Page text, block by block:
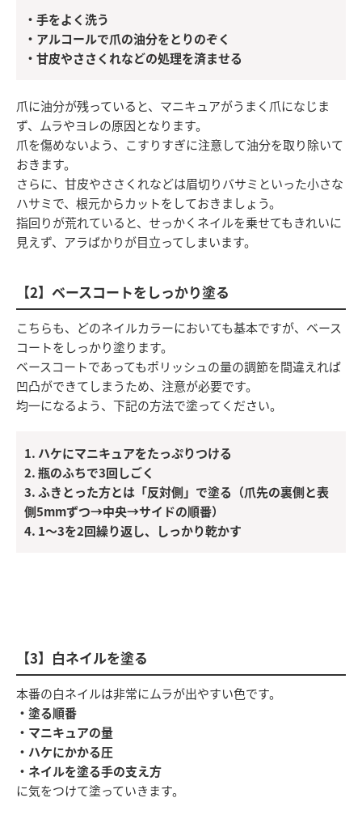
・手をよく洗う
・アルコールで爪の油分をとりのぞく
・甘皮やささくれなどの処理を済ませる
爪に油分が残っていると、マニキュアがうまく爪になじま
ず、ムラやヨレの原因となります。
爪を傷めないよう、こすりすぎに注意して油分を取り除いて
おきます。
さらに、甘皮やささくれなどは眉切りバサミといった小さな
ハサミで、根元からカットをしておきましょう。
指回りが荒れていると、せっかくネイルを乗せてもきれいに
見えず、アラばかりが目立ってしまいます。
【2】ベースコートをしっかり塗る
こちらも、どのネイルカラーにおいても基本ですが、ベース
コートをしっかり塗ります。
ベースコートであってもポリッシュの量の調節を間違えれば
凹凸ができてしまうため、注意が必要です。
均一になるよう、下記の方法で塗ってください。
1. ハケにマニキュアをたっぷりつける
2. 瓶のふちで3回しごく
3. ふきとった方とは「反対側」で塗る（爪先の裏側と表
側5mmずつ→中央→サイドの順番）
4. 1～3を2回繰り返し、しっかり乾かす
【3】白ネイルを塗る
本番の白ネイルは非常にムラが出やすい色です。
・塗る順番
・マニキュアの量
・ハケにかかる圧
・ネイルを塗る手の支え方
に気をつけて塗っていきます。